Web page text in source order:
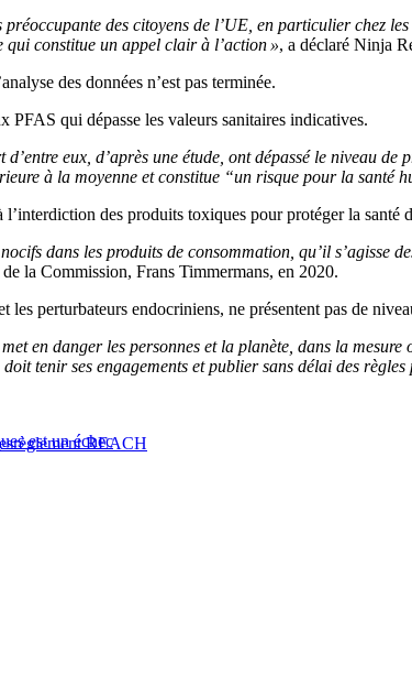
des citoyens de l’UE, en particulier chez
qui constitue un appel clair à l’action », a déclaré Ninja
des données n’est pas terminée.
PFAS qui dépasse les valeurs sanitaires indicatives.
eux, d’après une étude, ont dépassé le niveau
à la moyenne et constitue “un risque pour la santé
des produits toxiques pour protéger la santé
dans les produits de consommation, qu’il s’agisse
la Commission, Frans Timmermans, en 2020.
perturbateurs endocriniens, ne présentent pas de
en danger les personnes et la planète, dans la
tenir ses engagements et publier sans délai des règles
est un échec
règlement REACH